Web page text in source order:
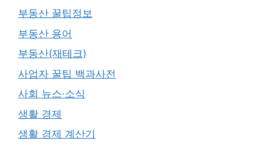
부동산 꿀팁정보
부동산 용어
부동산(재테크)
사업자 꿀팁 백과사전
사회 뉴스·소식
생활 경제
생활 경제 계산기